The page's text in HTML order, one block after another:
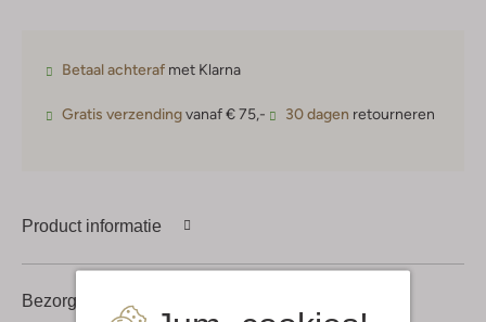
Betaal achteraf met Klarna
Gratis verzendingvanaf € 75,- 30 dagen retourneren
Product informatie
Bezorgen & retourneren